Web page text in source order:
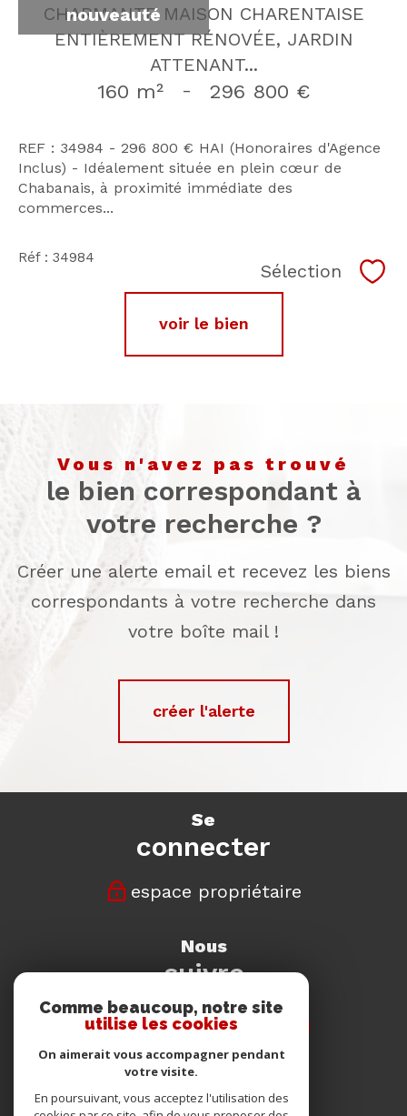
nouveauté
CHARMANTE MAISON CHARENTAISE
ENTIÈREMENT RÉNOVÉE, JARDIN
ATTENANT...
160 m² - 296 800 €
REF : 34984 - 296 800 € HAI (Honoraires d'Agence
Inclus) - Idéalement située en plein cœur de
Chabanais, à proximité immédiate des
commerces...
Réf : 34984
Sélection
voir le bien
vous n'avez pas trouvé
le bien correspondant à
votre recherche ?
Créer une alerte email et recevez les biens
correspondants à votre recherche dans
votre boîte mail !
créer l'alerte
se
connecter
espace propriétaire
nous
suivre
nous
Comme beaucoup, notre site
utilise les cookies
On aimerait vous accompagner pendant
votre visite.
En poursuivant, vous acceptez l'utilisation des